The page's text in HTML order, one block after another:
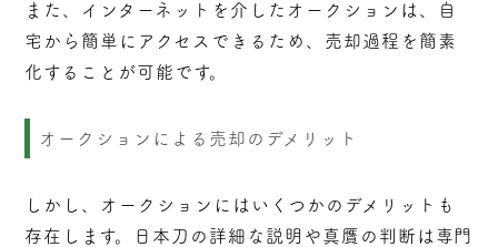
また、インターネットを介したオークションは、自
宅から簡単にアクセスできるため、売却過程を簡素
化することが可能です。
オークションによる売却のデメリット
しかし、オークションにはいくつかのデメリットも
存在します。日本刀の詳細な説明や真贋の判断は専門